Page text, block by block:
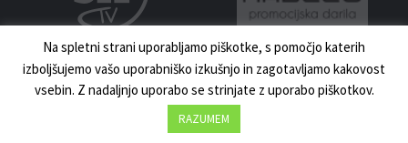
MNZ MARIBOR 2023 | VSE PRAVICE PRIDRŽANE | IZDELAVA:UKI.SI
NOVICE
Na spletni strani uporabljamo piškotke, s pomočjo katerih
izboljšujemo vašo uporabniško izkušnjo in zagotavljamo kakovost
vsebin. Z nadaljnjo uporabo se strinjate z uporabo piškotkov.
RAZUMEM